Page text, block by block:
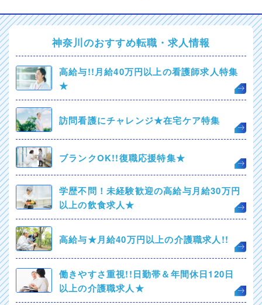
神奈川のおすすめ転職・求人情報
高給与!!月給40万円以上の看護師求人特集
★
訪問看護にチャレンジ★在宅ケア特集
ブランクOK!!復職応援特集★
学歴不問！未経験歓迎の高給与月給30万円
以上の飲食求人★
高給与★月給40万円以上の介護職求人!!
働きやすさ重視!!日勤帯＆年間休日120日
以上の介護職求人★